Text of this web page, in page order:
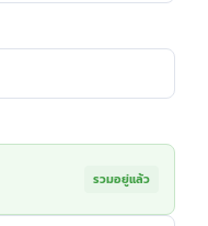
รวมอยู่แล้ว